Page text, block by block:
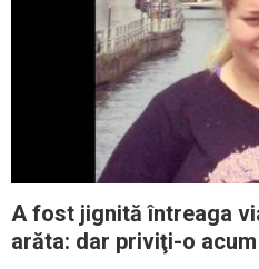
A fost jignită întreaga
arăta: dar priviţi-o